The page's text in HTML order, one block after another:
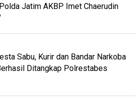
Jatim AKBP Imet Chaerudin
Sabu, Kurir dan Bandar Narkoba
Ditangkap Polrestabes